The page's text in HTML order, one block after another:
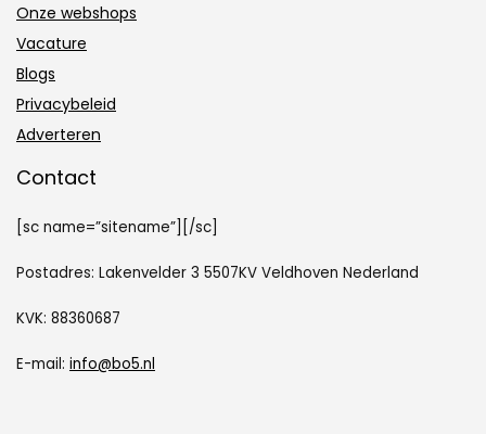
Onze webshops
Vacature
Blogs
Privacybeleid
Adverteren
Contact
[sc name=”sitename”][/sc]
Postadres: Lakenvelder 3 5507KV Veldhoven Nederland
KVK: 88360687
E-mail: info@bo5.nl